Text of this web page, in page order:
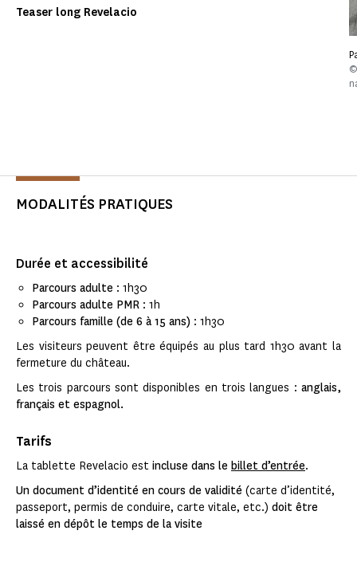
Teaser long Revelacio
MODALITÉS PRATIQUES
Durée et accessibilité
Parcours adulte : 1h30
Parcours adulte PMR : 1h
Parcours famille (de 6 à 15 ans) : 1h30
Les visiteurs peuvent être équipés au plus tard 1h30 avant la
fermeture du château.
Les trois parcours sont disponibles en trois langues : anglais,
français et espagnol.
Tarifs
La tablette Revelacio est incluse dans le billet d’entrée.
Un document d’identité en cours de validité (carte d’identité,
passeport, permis de conduire, carte vitale, etc.) doit être
laissé en dépôt le temps de la visite